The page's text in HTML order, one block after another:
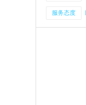
服务态度